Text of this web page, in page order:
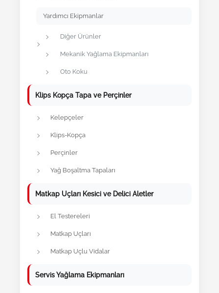
Yardımcı Ekipmanlar
Diğer Ürünler
Mekanik Yağlama Ekipmanları
Oto Koku
Klips Kopça Tapa ve Perçinler
Kelepçeler
Klips-Kopça
Perçinler
Yağ Boşaltma Tapaları
Matkap Uçları Kesici ve Delici Aletler
El Testereleri
Matkap Uçları
Matkap Uçlu Vidalar
Servis Yağlama Ekipmanları